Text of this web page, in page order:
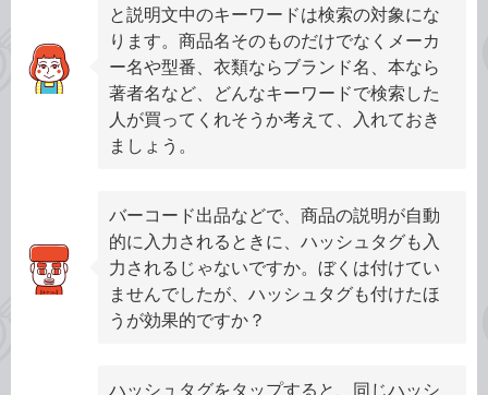
と説明文中のキーワードは検索の対象にな
ります。商品名そのものだけでなくメーカ
ー名や型番、衣類ならブランド名、本なら
著者名など、どんなキーワードで検索した
人が買ってくれそうか考えて、入れておき
ましょう。
バーコード出品などで、商品の説明が自動
的に入力されるときに、ハッシュタグも入
力されるじゃないですか。ぼくは付けてい
ませんでしたが、ハッシュタグも付けたほ
うが効果的ですか？
ハッシュタグをタップすると、同じハッシ